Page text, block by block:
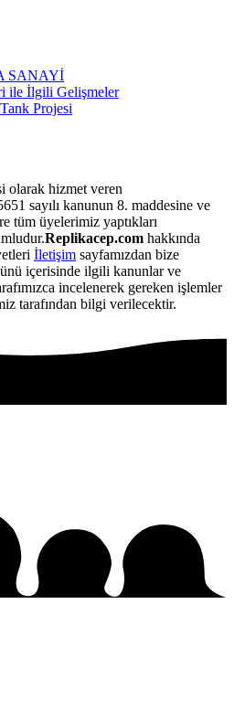
SANAYİ
ile İlgili Gelişmeler
Projesi
olarak hizmet veren
sayılı kanunun 8. maddesine ve
tüm üyelerimiz yaptıkları
Replikacep.com hakkında
İletişim sayfamızdan bize
içerisinde ilgili kanunlar ve
incelenerek gereken işlemler
tarafından bilgi verilecektir.